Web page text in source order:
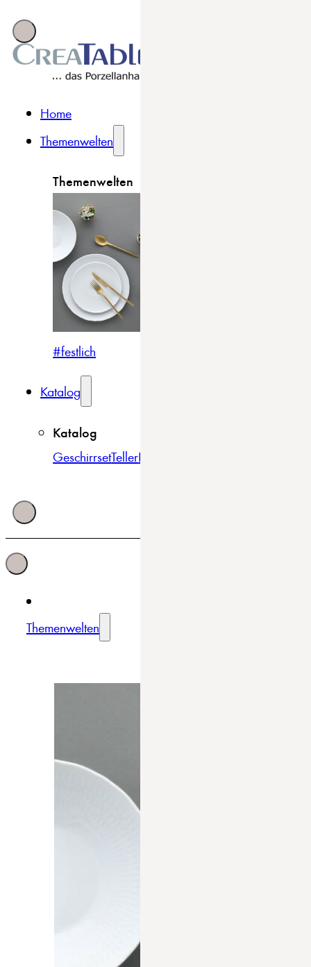
Home
Themenwelten
Themenwelten
#festlich
Katalog
Katalog
GeschirrsetTellerBowls & Schüsseln
Themenwelten